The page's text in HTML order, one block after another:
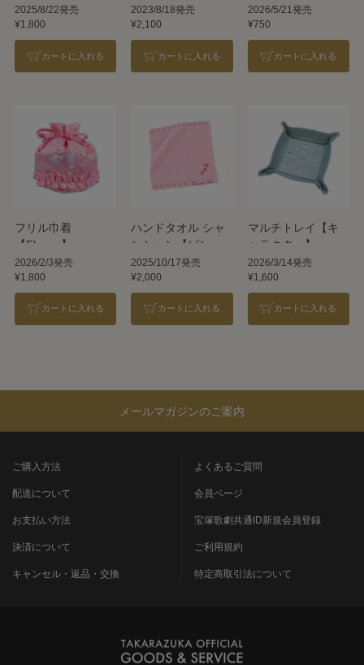
2025/8/22発売
¥1,800
カートに入れる
2023/8/18発売
¥2,100
カートに入れる
2026/5/21発売
¥750
カートに入れる
フリル巾着
【Flower】
2026/2/3発売
¥1,800
カートに入れる
ハンドタオル シャ
ンシャン【ピン
ク】／ホットマン
2025/10/17発売
¥2,000
カートに入れる
マルチトレイ【キ
ャラクター】
2026/3/14発売
¥1,600
カートに入れる
メールマガジンのご案内
ご購入方法
配送について
お支払い方法
決済について
キャンセル・返品・交換
よくあるご質問
会員ページ
宝塚歌劇共通ID新規会員登録
ご利用規約
特定商取引法について